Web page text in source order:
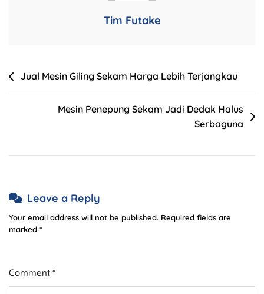
Tim Futake
Jual Mesin Giling Sekam Harga Lebih Terjangkau
Mesin Penepung Sekam Jadi Dedak Halus
Serbaguna
Leave a Reply
Your email address will not be published. Required fields are
marked *
Comment *